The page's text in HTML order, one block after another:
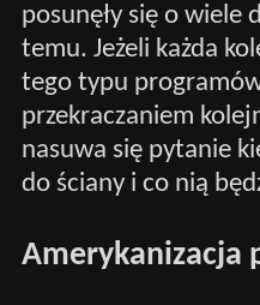
posunęły się o wiele
temu. Jeżeli każda
tego typu
przekraczaniem
nasuwa się pytanie
do ściany i co nią
Amerykanizacja